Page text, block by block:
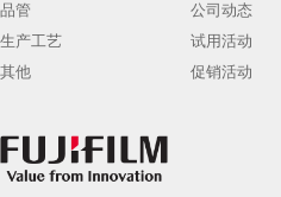
品管
生产工艺
其他
公司动态
试用活动
促销活动